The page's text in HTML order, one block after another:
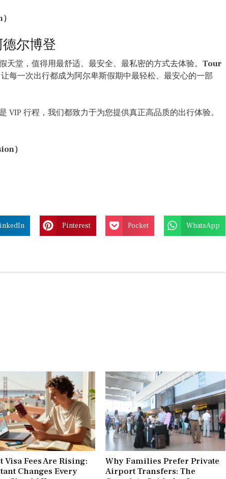
尔博登
堂，值得用最舒适、最安全、最私密的方式去体验。 Tour
让每一次出行都成为阿尔卑斯假期中最轻松、最安心的一部
VIP 行程，我们都致力于为您提供真正高品质的出行体验。
）
Pinterest Pocket WhatsApp
Visa Fees Are Rising:
Changes Every
Why Families Prefer Private
Airport Transfers: The